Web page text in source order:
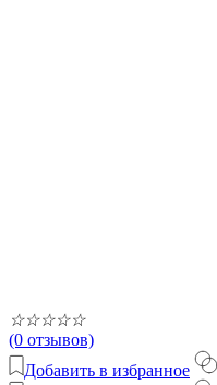
☆☆☆☆☆
(0 отзывов)
Добавить в избранное